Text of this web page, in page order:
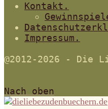
Kontakt.
Impressum.
@2012-2026 - Die
Nach oben